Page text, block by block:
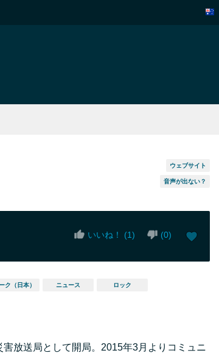
ウェブサイト
音声が出ない？
いいね！ (1) (0)
ク（日本） ニュース ロック
放送局として開局。2015年3月よりコミュニ